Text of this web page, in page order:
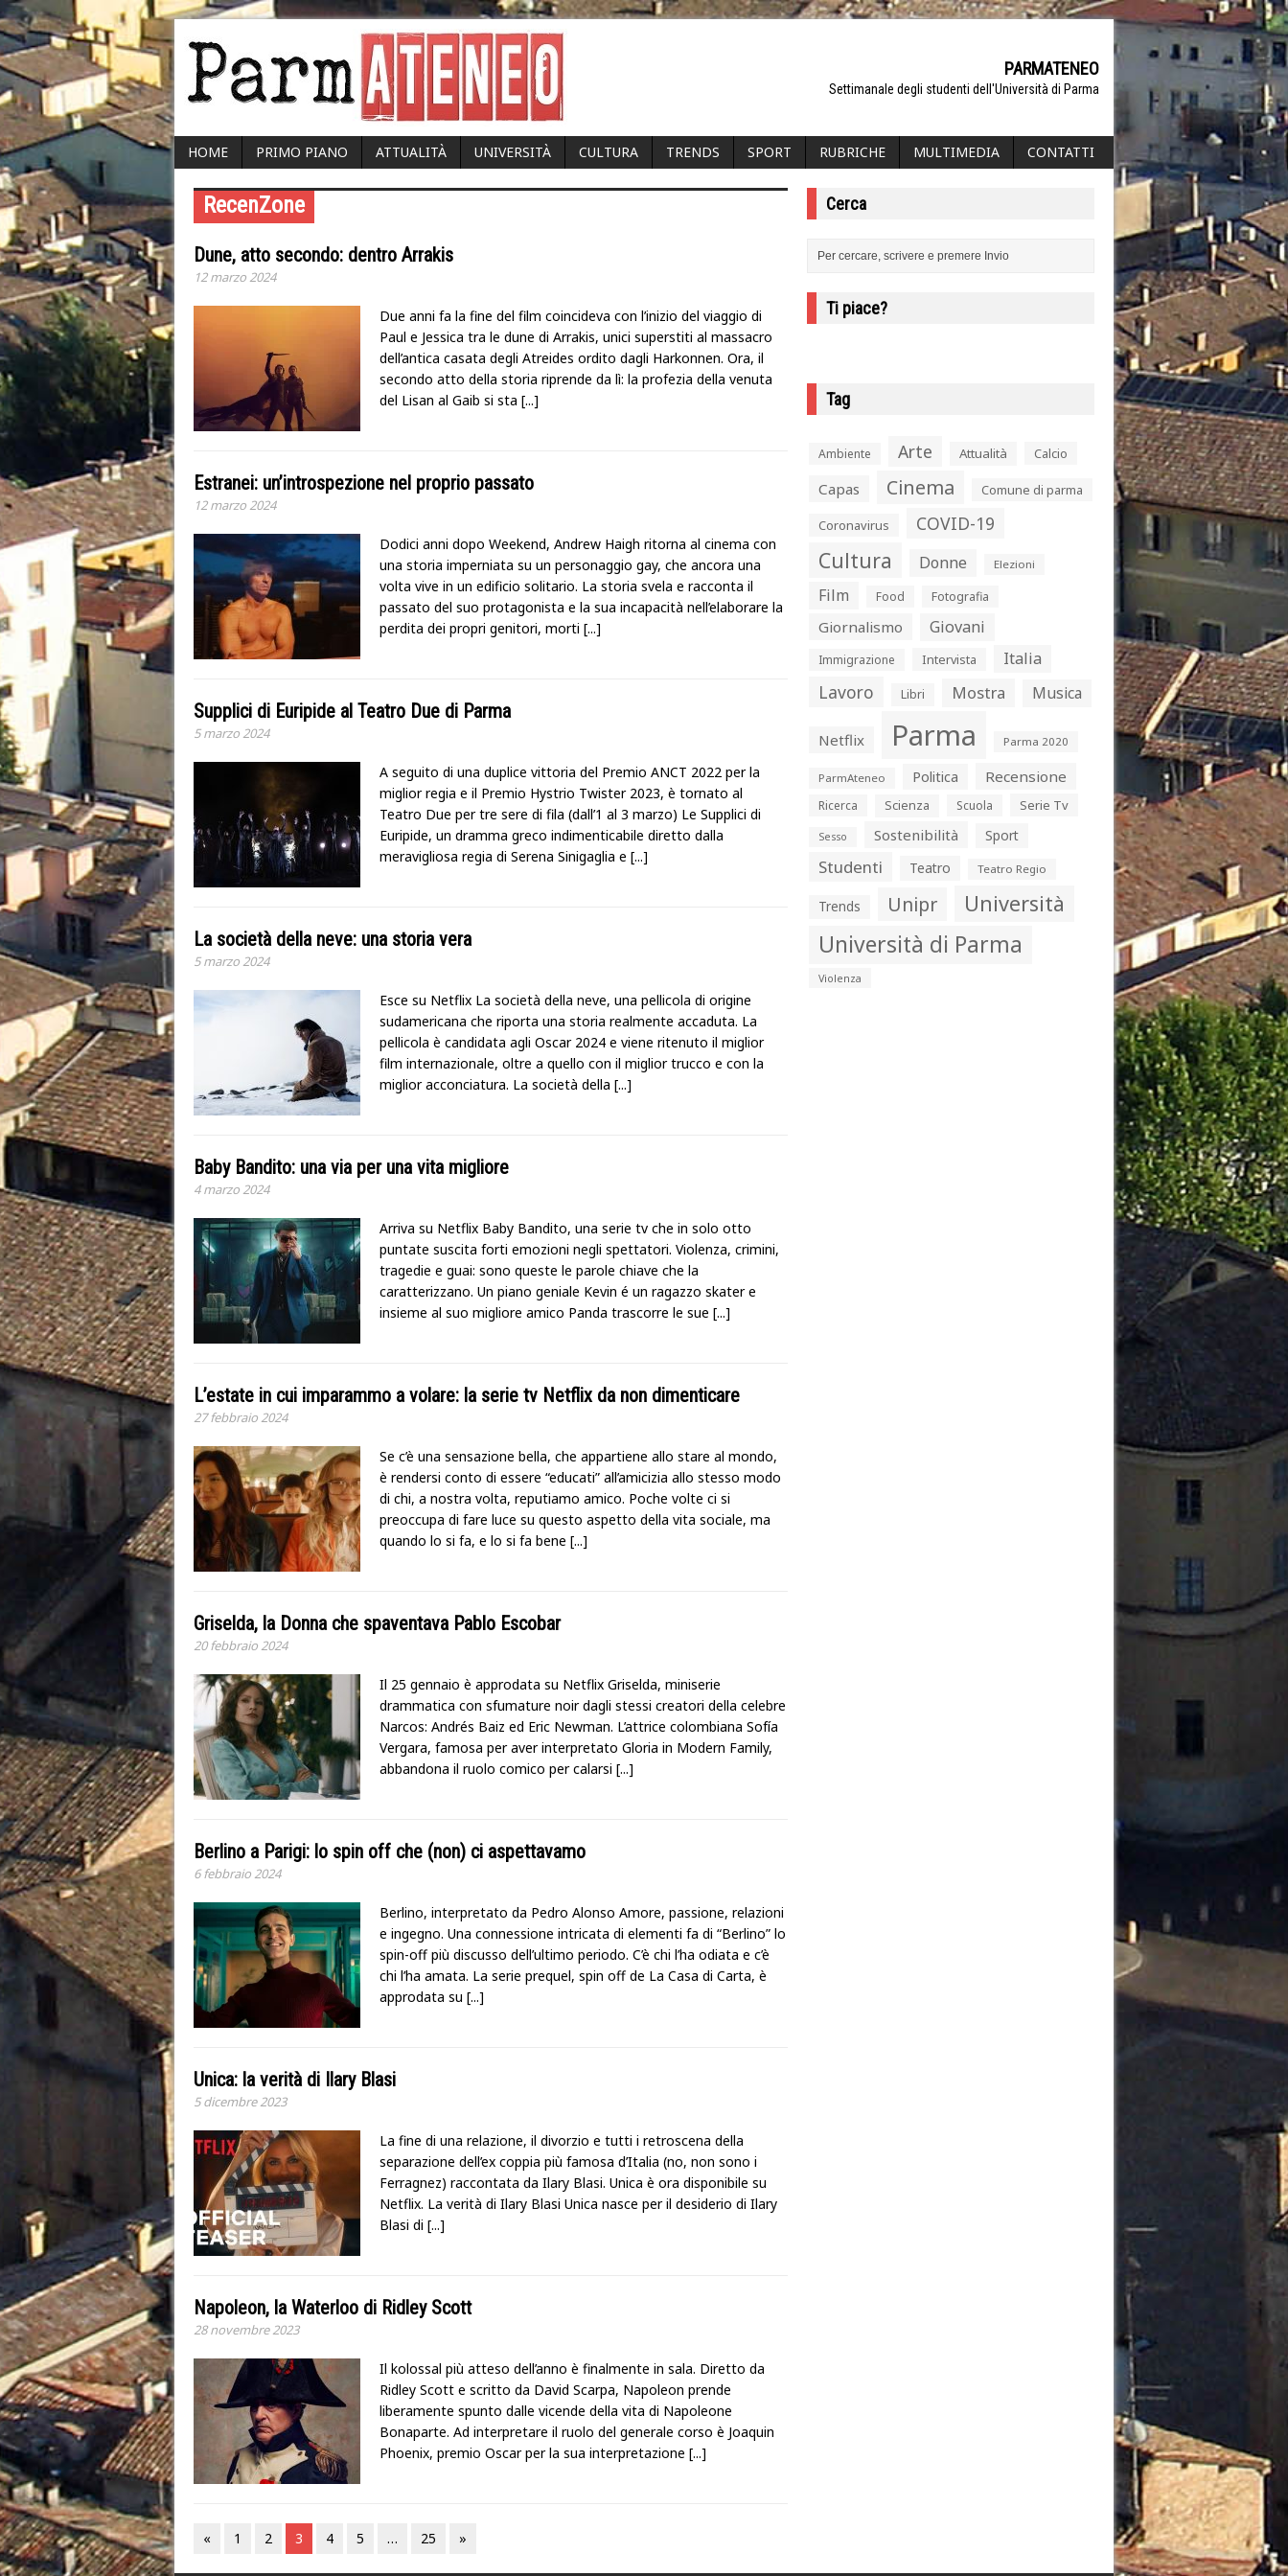
PARMATENEO
Settimanale degli studenti dell'Università di Parma
HOME PRIMO PIANO ATTUALITÀ UNIVERSITÀ CULTURA TRENDS SPORT RUBRICHE MULTIMEDIA CONTATTI
RecenZone
Dune, atto secondo: dentro Arrakis
12 marzo 2024
Due anni fa la fine del film coincideva con l’inizio del viaggio di
Paul e Jessica tra le dune di Arrakis, unici superstiti al massacro
dell’antica casata degli Atreides ordito dagli Harkonnen. Ora, il
secondo atto della storia riprende da lì: la profezia della venuta
del Lisan al Gaib si sta [...]
Estranei: un’introspezione nel proprio passato
12 marzo 2024
Dodici anni dopo Weekend, Andrew Haigh ritorna al cinema con
una storia imperniata su un personaggio gay, che ancora una
volta vive in un edificio solitario. La storia svela e racconta il
passato del suo protagonista e la sua incapacità nell’elaborare la
perdita dei propri genitori, morti [...]
Supplici di Euripide al Teatro Due di Parma
5 marzo 2024
A seguito di una duplice vittoria del Premio ANCT 2022 per la
miglior regia e il Premio Hystrio Twister 2023, è tornato al
Teatro Due per tre sere di fila (dall’1 al 3 marzo) Le Supplici di
Euripide, un dramma greco indimenticabile diretto dalla
meravigliosa regia di Serena Sinigaglia e [...]
La società della neve: una storia vera
5 marzo 2024
Esce su Netflix La società della neve, una pellicola di origine
sudamericana che riporta una storia realmente accaduta. La
pellicola è candidata agli Oscar 2024 e viene ritenuto il miglior
film internazionale, oltre a quello con il miglior trucco e con la
miglior acconciatura. La società della [...]
Baby Bandito: una via per una vita migliore
4 marzo 2024
Arriva su Netflix Baby Bandito, una serie tv che in solo otto
puntate suscita forti emozioni negli spettatori. Violenza, crimini,
tragedie e guai: sono queste le parole chiave che la
caratterizzano. Un piano geniale Kevin é un ragazzo skater e
insieme al suo migliore amico Panda trascorre le sue [...]
L’estate in cui imparammo a volare: la serie tv Netflix da non dimenticare
27 febbraio 2024
Se c’è una sensazione bella, che appartiene allo stare al mondo,
è rendersi conto di essere “educati” all’amicizia allo stesso modo
di chi, a nostra volta, reputiamo amico. Poche volte ci si
preoccupa di fare luce su questo aspetto della vita sociale, ma
quando lo si fa, e lo si fa bene [...]
Griselda, la Donna che spaventava Pablo Escobar
20 febbraio 2024
Il 25 gennaio è approdata su Netflix Griselda, miniserie
drammatica con sfumature noir dagli stessi creatori della celebre
Narcos: Andrés Baiz ed Eric Newman. L’attrice colombiana Sofía
Vergara, famosa per aver interpretato Gloria in Modern Family,
abbandona il ruolo comico per calarsi [...]
Berlino a Parigi: lo spin off che (non) ci aspettavamo
6 febbraio 2024
Berlino, interpretato da Pedro Alonso Amore, passione, relazioni
e ingegno. Una connessione intricata di elementi fa di “Berlino” lo
spin-off più discusso dell’ultimo periodo. C’è chi l’ha odiata e c’è
chi l’ha amata. La serie prequel, spin off de La Casa di Carta, è
approdata su [...]
Unica: la verità di Ilary Blasi
5 dicembre 2023
La fine di una relazione, il divorzio e tutti i retroscena della
separazione dell’ex coppia più famosa d’Italia (no, non sono i
Ferragnez) raccontata da Ilary Blasi. Unica è ora disponibile su
Netflix. La verità di Ilary Blasi Unica nasce per il desiderio di Ilary
Blasi di [...]
Napoleon, la Waterloo di Ridley Scott
28 novembre 2023
Il kolossal più atteso dell’anno è finalmente in sala. Diretto da
Ridley Scott e scritto da David Scarpa, Napoleon prende
liberamente spunto dalle vicende della vita di Napoleone
Bonaparte. Ad interpretare il ruolo del generale corso è Joaquin
Phoenix, premio Oscar per la sua interpretazione [...]
« 1 2 3 4 5 … 25 »
Cerca
Ti piace?
Tag
Ambiente Arte Attualità Calcio
Capas Cinema Comune di parma
Coronavirus COVID-19
Cultura Donne Elezioni
Film Food Fotografia
Giornalismo Giovani
Immigrazione Intervista Italia
Lavoro Libri Mostra Musica
Netflix Parma Parma 2020
ParmAteneo Politica Recensione
Ricerca Scienza Scuola Serie Tv
Sesso Sostenibilità Sport
Studenti Teatro Teatro Regio
Trends Unipr Università
Università di Parma
Violenza